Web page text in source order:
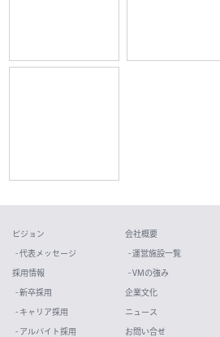
ビジョン
- 代表メッセージ
採用情報
- 新卒採用
- キャリア採用
- アルバイト採用
会社概要
- 運営施設一覧
- VMの強み
企業文化
ニュース
お問い合せ